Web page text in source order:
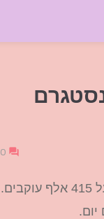
0
אולנה צ'רנובול היא דוגמנית ובלוגרית שמנהלת עמוד אינסטגרם בשם alyona.argsm, בו יש לה מעל 415 אלף עוקבים.
יום.​